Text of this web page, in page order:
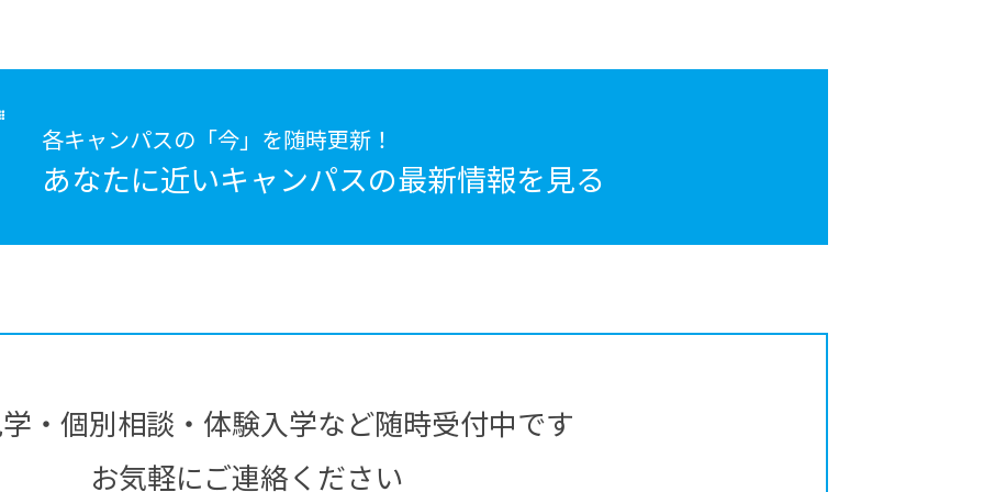
各キャンパスの「今」を随時更新！
あなたに近いキャンパスの最新情報を見る
・個別相談・体験入学など随時受付中です
お気軽にご連絡ください